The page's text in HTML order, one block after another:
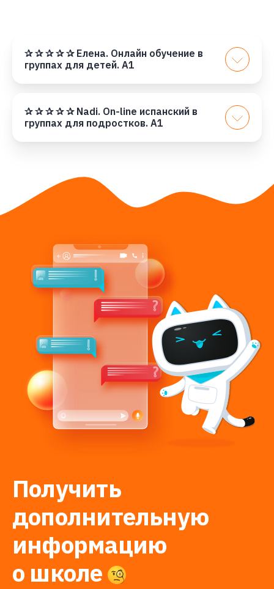
✰ ✰ ✰ ✰ ✰ Елена. Онлайн обучение в
группах для детей. А1
✰ ✰ ✰ ✰ ✰ Nadi. On-line испанский в
группах для подростков. А1
Получить
дополнительную
информацию
о школе